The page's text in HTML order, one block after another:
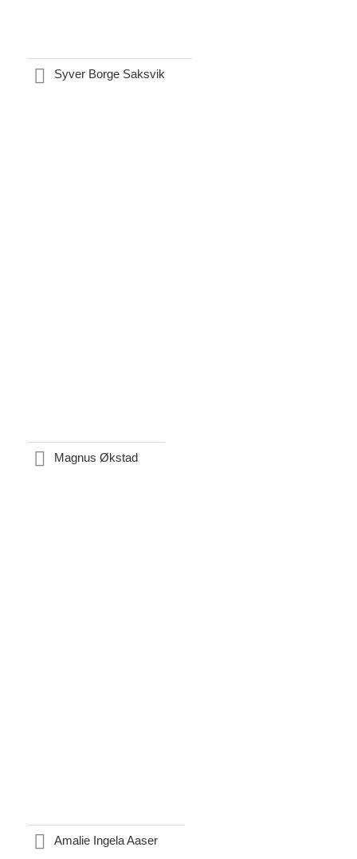
Syver Borge Saksvik
Magnus Økstad
Amalie Ingela Aaser